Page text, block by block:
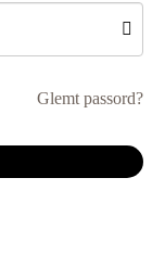
Glemt passord?